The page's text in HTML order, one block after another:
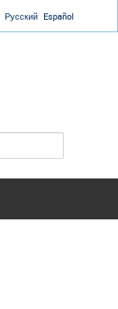
Русский Español